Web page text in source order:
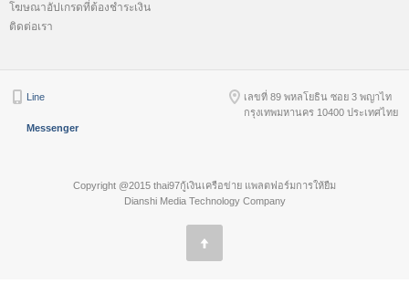
โฆษณาอัปเกรดที่ต้องชำระเงิน
ติดต่อเรา
Line
Messenger
เลขที่ 89 พหลโยธิน ซอย 3 พญาไท
กรุงเทพมหานคร 10400 ประเทศไทย
Copyright @2015 thai97กู้เงินเครือข่าย แพลตฟอร์มการให้ยืม
Dianshi Media Technology Company